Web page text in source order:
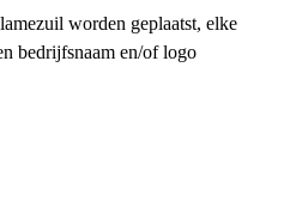
worden geplaatst, elke
bedrijfsnaam en/of logo